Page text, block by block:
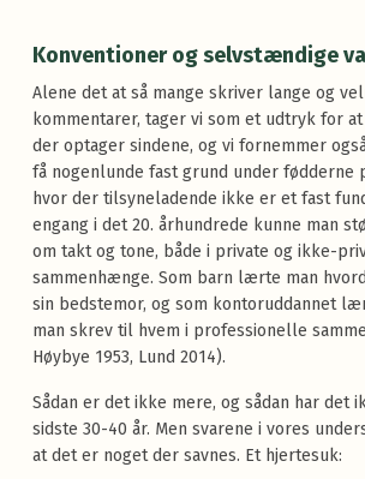
Konventioner og selvstændige
Alene det at så mange skriver lange og
kommentarer, tager vi som et udtryk for
der optager sindene, og vi fornemmer
få nogenlunde fast grund under fødderne
hvor der tilsyneladende ikke er et fast
engang i det 20. århundrede kunne man
om takt og tone, både i private og ikke-
sammenhænge. Som barn lærte man
sin bedstemor, og som kontoruddannet
man skrev til hvem i professionelle
Høybye 1953, Lund 2014).
Sådan er det ikke mere, og sådan har det
sidste 30-40 år. Men svarene i vores
at det er noget der savnes. Et hjertesuk: